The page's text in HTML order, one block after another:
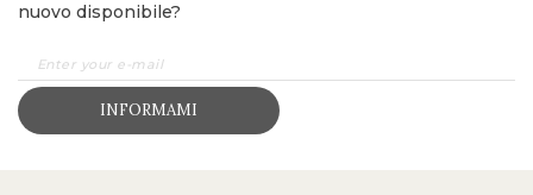
nuovo disponibile?
INFORMAMI